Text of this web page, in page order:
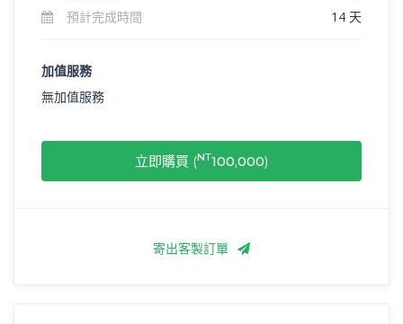
預計完成時間
14 天
立即購買 (NT100,000)
加值服務
無加值服務
寄出客製訂單